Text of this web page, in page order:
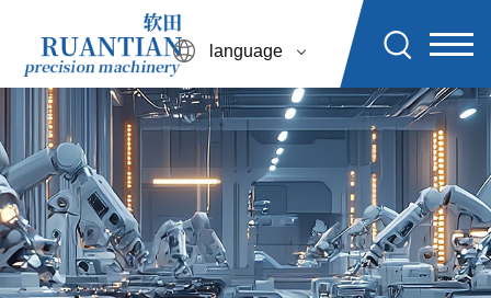
language